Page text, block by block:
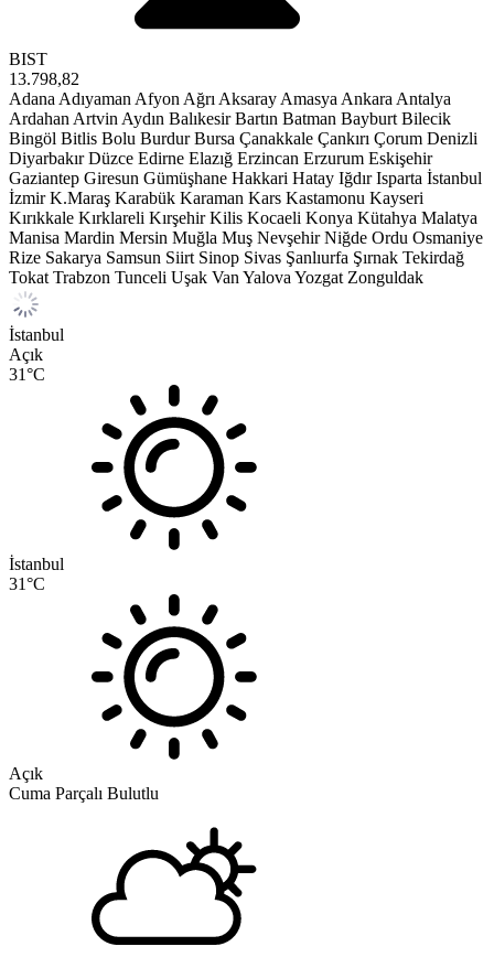
BIST
13.798,82
Adana Adıyaman Afyon Ağrı Aksaray Amasya Ankara Antalya
Ardahan Artvin Aydın Balıkesir Bartın Batman Bayburt Bilecik
Bingöl Bitlis Bolu Burdur Bursa Çanakkale Çankırı Çorum Denizli
Diyarbakır Düzce Edirne Elazığ Erzincan Erzurum Eskişehir
Gaziantep Giresun Gümüşhane Hakkari Hatay Iğdır Isparta İstanbul
İzmir K.Maraş Karabük Karaman Kars Kastamonu Kayseri
Kırıkkale Kırklareli Kırşehir Kilis Kocaeli Konya Kütahya Malatya
Manisa Mardin Mersin Muğla Muş Nevşehir Niğde Ordu Osmaniye
Rize Sakarya Samsun Siirt Sinop Sivas Şanlıurfa Şırnak Tekirdağ
Tokat Trabzon Tunceli Uşak Van Yalova Yozgat Zonguldak
İstanbul
Açık
31°C
İstanbul
31°C
Açık
Cuma Parçalı Bulutlu